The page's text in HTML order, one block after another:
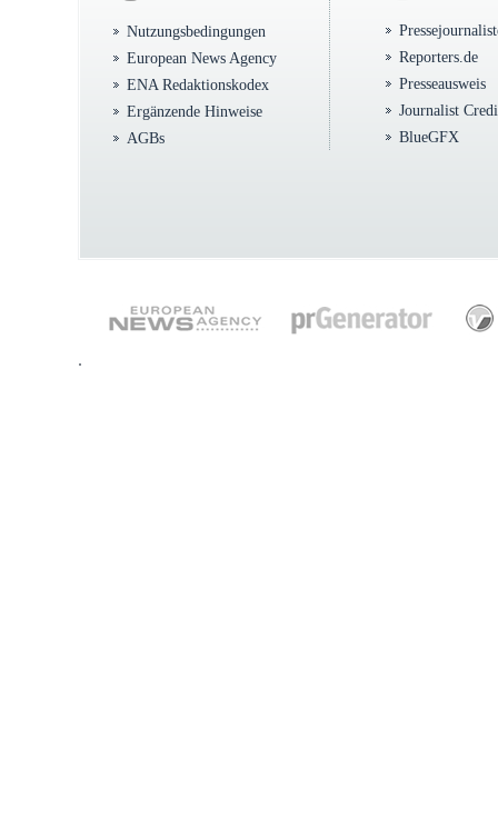
Nutzungsbedingungen
European News Agency
ENA Redaktionskodex
Ergänzende Hinweise
AGBs
Reporters.de
Presseausweis
Journalist
BlueGFX
.